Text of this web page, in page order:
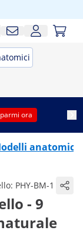
ora
anatomici
PHY-BM-1
- 9